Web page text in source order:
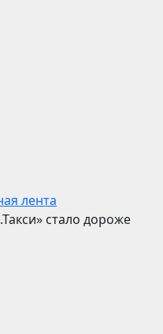
лента
стало дороже